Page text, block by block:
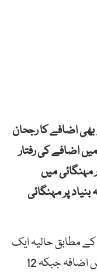
اضافے کا رجحان
اضافے کی رفتار
مہنگائی میں
سالانہ بنیاد پر مہنگائی
کے مطابق حالیہ ایک
ہفتے کے دوران 18 اشیاء کی قیمتوں میں اضافہ جبکہ 12